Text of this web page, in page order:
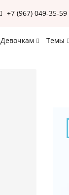
+7 (967) 049-35-59
Девочкам Темы